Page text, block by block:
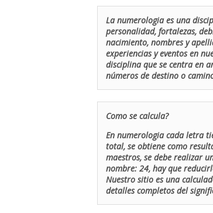
La numerologia es una
personalidad, fortalezas,
nacimiento, nombres y
experiencias y eventos en
disciplina que se centra en
números de destino o
Como se calcula?
En numerologia cada letra
total, se obtiene como
maestros, se debe realizar
nombre: 24, hay que
Nuestro sitio es una
detalles completos del